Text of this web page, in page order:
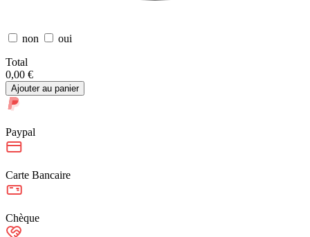
non
oui
Total
0,00 €
Ajouter au panier
Paypal
Carte Bancaire
Chèque